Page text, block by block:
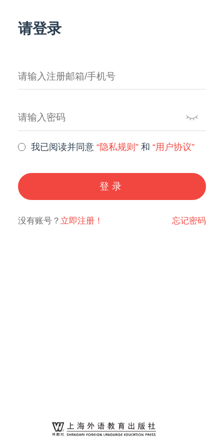
请登录
我已阅读并同意“隐私规则” 和“用户协议”
登录
没有账号？ 立即注册！ 忘记密码